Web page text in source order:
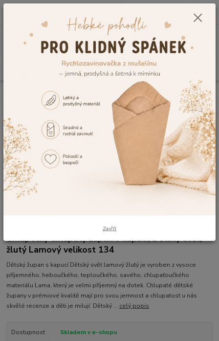
0,00 Kč
Kojenecké a dětské oblečení Dětské župany a ponča
Dětský
župan Dětský svět žlutý Lamový velikost 134
Dětský župan Dětský svět žlutý
Lamový velikost 134
Chlapecký chlupatý župan s kapucí, Dětský svět,
žlutý Lamový velikost 134
Dětský župan s kapucí Dětský svět lamový žlutý je vyroben z vysoce
příjemného, heboučkého, teploučkého, savého, chlupaťoučkého
materiálu Lama, který je velmi příjemný na dotek. Chlupaté dětské
župany v prémiové kvalitě mají pro svou jemnost a chlupatost u nás
skvělé recenze a děti je milují. Dětský ... celý popis
Dostupnost
Skladem v e-shopu
Zavřít